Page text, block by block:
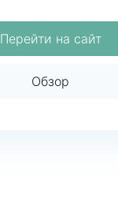
Перейти на сайт
Обзор